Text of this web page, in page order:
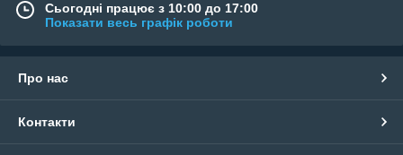
Сьогодні працює з 10:00 до 17:00
Показати весь графік роботи
Про нас
Контакти